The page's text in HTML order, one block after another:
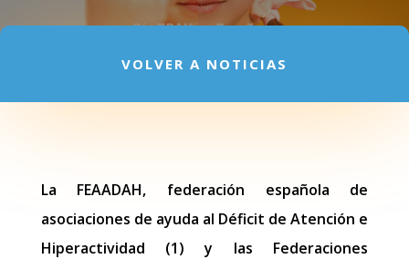
VOLVER A NOTICIAS
La FEAADAH, federación española de
asociaciones de ayuda al Déficit de Atención e
Hiperactividad (1) y las Federaciones